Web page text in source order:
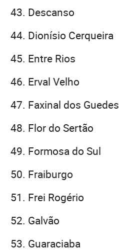
Descanso
Dionísio Cerqueira
Entre Rios
Erval Velho
Faxinal dos Guedes
Flor do Sertão
Formosa do Sul
Fraiburgo
Frei Rogério
Galvão
Guaraciaba